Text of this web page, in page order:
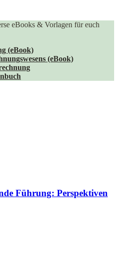
eBooks & Vorlagen für euch
(eBook)
(eBook)
Führung: Perspektiven